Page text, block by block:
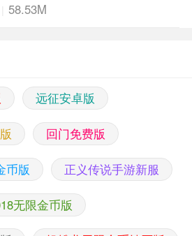
58.53M
远征安卓版
回门免费版
币版 正义传说手游新服
无限金币版